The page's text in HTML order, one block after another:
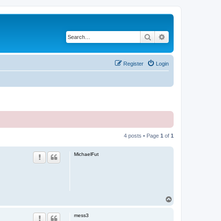
Search
Login
Register
4 posts • Page 1 of 1
MichaelFut
mess3